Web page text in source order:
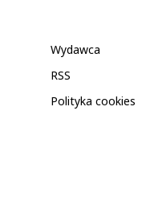
Wydawca
RSS
Polityka cookies